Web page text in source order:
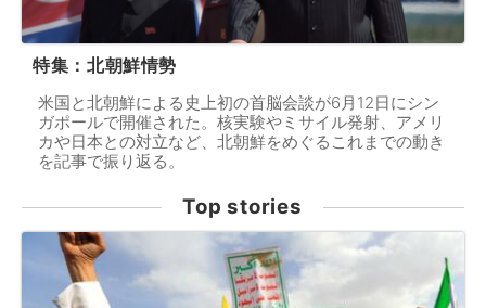
特集：北朝鮮情勢
米国と北朝鮮による史上初の首脳会談が6月12日にシン
ガポールで開催された。核実験やミサイル発射、アメリ
カや日本との対立など、北朝鮮をめぐるこれまでの動き
を記事で振り返る。
Top stories